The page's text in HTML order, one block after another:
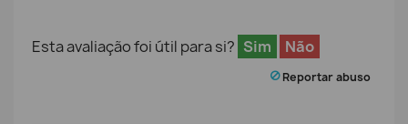
Esta avaliação foi útil para si? Sim Não
Reportar abuso